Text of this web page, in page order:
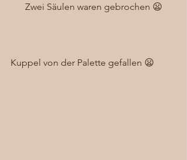
Zwei Säulen waren gebrochen 😦
Kuppel von der Palette gefallen 😦